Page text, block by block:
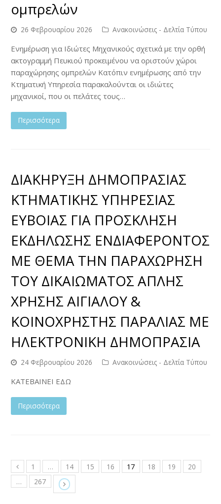
ομπρελών
26 Φεβρουαρίου 2026 Ανακοινώσεις - Δελτία Τύπου
Ενημέρωση για Ιδιώτες Μηχανικούς σχετικά με την ορθή
ακτογραμμή Πευκιού προκειμένου να οριστούν χώροι
παραχώρησης ομπρελών Κατόπιν ενημέρωσης από την
Κτηματική Υπηρεσία παρακαλούνται οι ιδιώτες
μηχανικοί, που οι πελάτες τους…
Περισσότερα
ΔΙΑΚΗΡΥΞΗ ΔΗΜΟΠΡΑΣΙΑΣ
ΚΤΗΜΑΤΙΚΗΣ ΥΠΗΡΕΣΙΑΣ
ΕΥΒΟΙΑΣ ΓΙΑ ΠΡΟΣΚΛΗΣΗ
ΕΚΔΗΛΩΣΗΣ ΕΝΔΙΑΦΕΡΟΝΤΟΣ
ΜΕ ΘΕΜΑ ΤΗΝ ΠΑΡΑΧΩΡΗΣΗ
ΤΟΥ ΔΙΚΑΙΩΜΑΤΟΣ ΑΠΛΗΣ
ΧΡΗΣΗΣ ΑΙΓΙΑΛΟΥ &
ΚΟΙΝΟΧΡΗΣΤΗΣ ΠΑΡΑΛΙΑΣ ΜΕ
ΗΛΕΚΤΡΟΝΙΚΗ ΔΗΜΟΠΡΑΣΙΑ
24 Φεβρουαρίου 2026 Ανακοινώσεις - Δελτία Τύπου
ΚΑΤΕΒΑΙΝΕΙ ΕΔΩ
Περισσότερα
1 … 14 15 16 17 18 19
20
…
267